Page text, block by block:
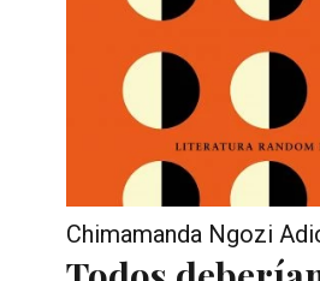
Chimamanda Ngozi